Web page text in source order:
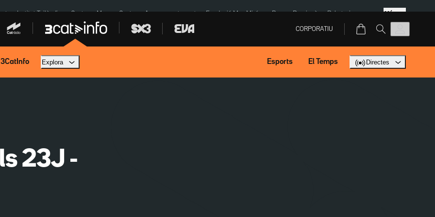
Institut Tailàndia Ceuta Menors Ceuta Aparcament agost Fundació Mas Miró eBay Perpinyà Robatoris coure Més
CORPORATIU
3CatInfo Explora Esports El Temps Directes
23J -